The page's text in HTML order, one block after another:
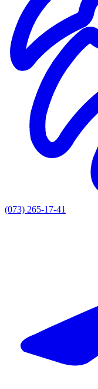
(073) 265-17-41